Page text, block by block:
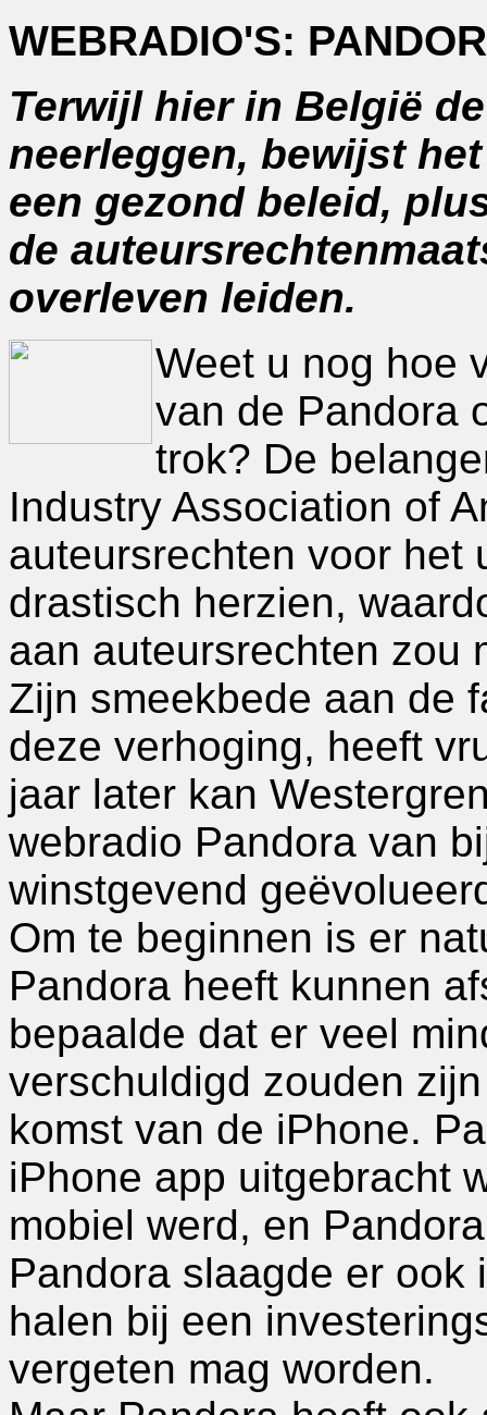
WEBRADIO'S:
Terwijl hier in België
neerleggen, bewijst
een gezond beleid,
de
overleven leiden.
Weet u nog hoe
van de Pandora
trok? De
Industry Association of
auteursrechten voor het
drastisch herzien,
aan auteursrechten zou
Zijn smeekbede aan de
deze verhoging, heeft
jaar later kan
webradio Pandora van
winstgevend
Om te beginnen is er
Pandora heeft kunnen
bepaalde dat er veel
verschuldigd zouden
komst van de iPhone.
iPhone app uitgebracht
mobiel werd, en
Pandora slaagde er ook
halen bij een
vergeten mag worden.